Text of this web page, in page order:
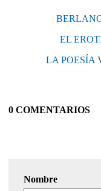
EL
LA POESÍA
0 COMENTARIOS
Nombre